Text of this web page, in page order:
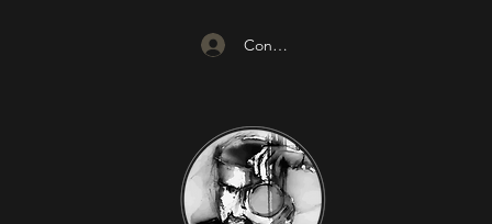
Conectează-te